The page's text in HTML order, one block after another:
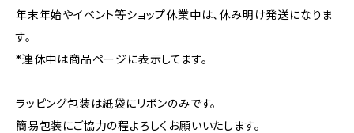
年末年始やイベント等ショップ休業中は、休み明け発送になりま
す。
*連休中は商品ページに表示してます。
ラッピング包装は紙袋にリボンのみです。
簡易包装にご協力の程よろしくお願いいたします。